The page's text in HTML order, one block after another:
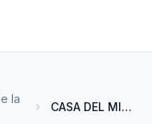
la
CASA DEL MICRERO